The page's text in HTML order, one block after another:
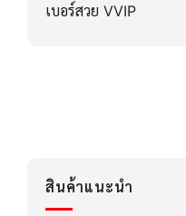
เบอร์สวย VVIP
สินค้าแนะนำ